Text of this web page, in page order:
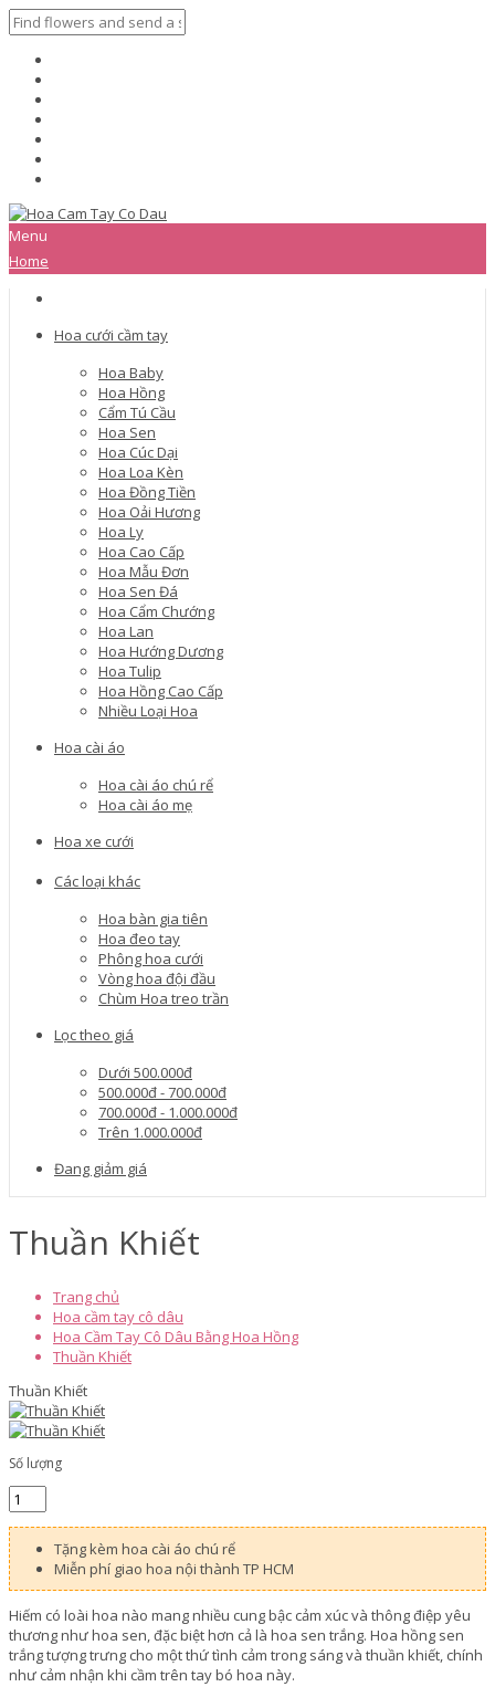
Menu
Home
Hoa cưới cầm tay
Hoa Baby
Hoa Hồng
Cẩm Tú Cầu
Hoa Sen
Hoa Cúc Dại
Hoa Loa Kèn
Hoa Đồng Tiền
Hoa Oải Hương
Hoa Ly
Hoa Cao Cấp
Hoa Mẫu Đơn
Hoa Sen Đá
Hoa Cẩm Chướng
Hoa Lan
Hoa Hướng Dương
Hoa Tulip
Hoa Hồng Cao Cấp
Nhiều Loại Hoa
Hoa cài áo
Hoa cài áo chú rể
Hoa cài áo mẹ
Hoa xe cưới
Các loại khác
Hoa bàn gia tiên
Hoa đeo tay
Phông hoa cưới
Vòng hoa đội đầu
Chùm Hoa treo trần
Lọc theo giá
Dưới 500.000đ
500.000đ - 700.000đ
700.000đ - 1.000.000đ
Trên 1.000.000đ
Đang giảm giá
Thuần Khiết
Trang chủ
Hoa cầm tay cô dâu
Hoa Cầm Tay Cô Dâu Bằng Hoa Hồng
Thuần Khiết
Thuần Khiết
Số lượng
Tặng kèm hoa cài áo chú rể
Miễn phí giao hoa nội thành TP HCM
Hiếm có loài hoa nào mang nhiều cung bậc cảm xúc và thông điệp yêu
thương như hoa sen, đặc biệt hơn cả là hoa sen trắng. Hoa hồng sen
trắng tượng trưng cho một thứ tình cảm trong sáng và thuần khiết, chính
như cảm nhận khi cầm trên tay bó hoa này.